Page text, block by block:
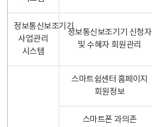
정보통신보조기기
사업관리
시스템
정보통신보조기기 신청자
및 수혜자 회원관리
스마트쉼센터 홈페이지
회원정보
스마트폰 과의존